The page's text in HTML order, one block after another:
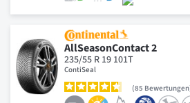
AllSeasonContact 2
235/55 R 19 101T
ContiSeal
85 Bewertungen